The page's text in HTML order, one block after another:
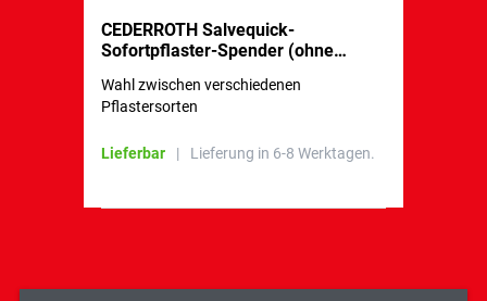
CEDERROTH Salvequick-
Sofortpflaster-Spender (ohne
Wahl zwischen verschiedenen
Pflastersorten
Lieferbar | Lieferung in 6-8 Werktagen.